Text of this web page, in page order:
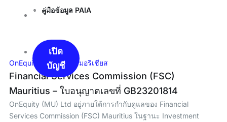
พอร์ทัล
เปิด
บัญชี
X
คู่มือข้อมูล PAIA
OnEquity (MU) Ltd – มอริเชียส
Financial Services Commission (FSC)
Mauritius – ใบอนุญาตเลขที่ GB23201814
OnEquity (MU) Ltd อยู่ภายใต้การกำกับดูแลของ Financial
Services Commission (FSC) Mauritius ในฐานะ Investment